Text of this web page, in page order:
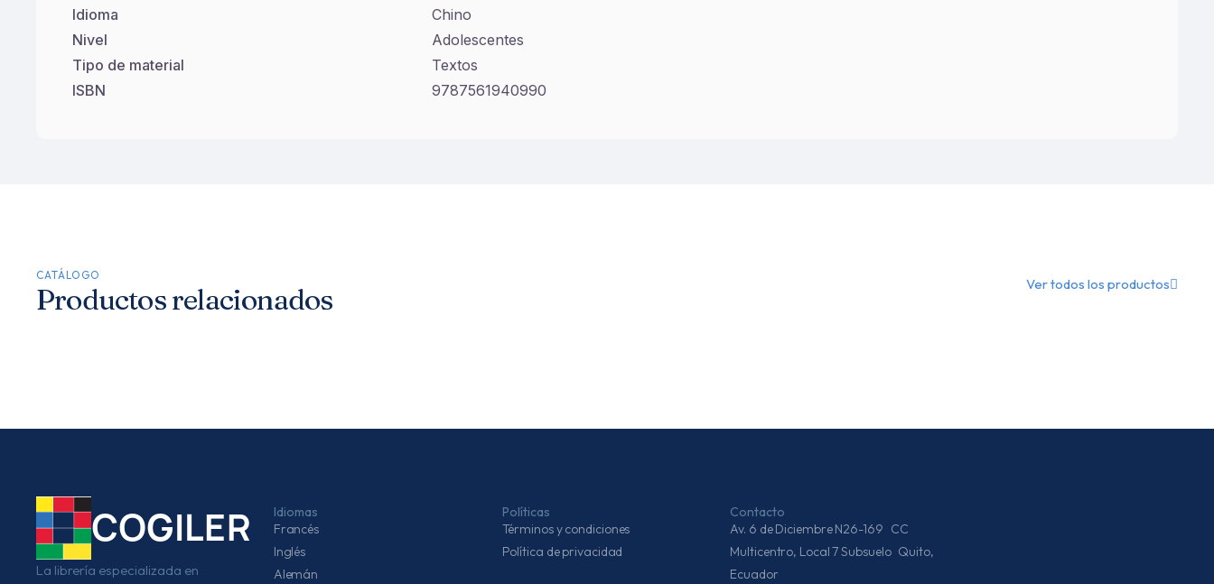
Idioma
Chino
Nivel
Adolescentes
Tipo de material
Textos
ISBN
9787561940990
CATÁLOGO
Productos relacionados Ver todos los productos
COGILER
La librería especializada en
Idiomas
Francés
Inglés
Alemán
Políticas
Términos y condiciones
Política de privacidad
Contacto
Av. 6 de Diciembre N26-169 CC
Multicentro, Local 7 Subsuelo Quito,
Ecuador